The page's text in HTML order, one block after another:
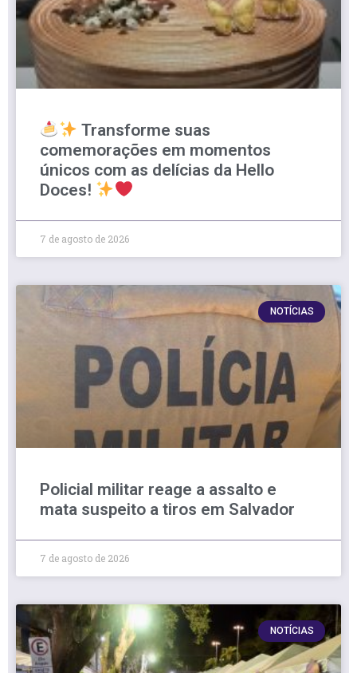
Transforme suas
comemorações em momentos
únicos com as delícias da Hello
Doces!
7 de agosto de 2026
NOTÍCIAS
Policial militar reage a assalto e
mata suspeito a tiros em Salvador
7 de agosto de 2026
NOTÍCIAS